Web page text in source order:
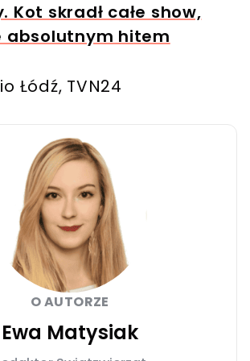
Kot skradł całe show,
absolutnym hitem
Łódź, TVN24
O AUTORZE
Ewa Matysiak